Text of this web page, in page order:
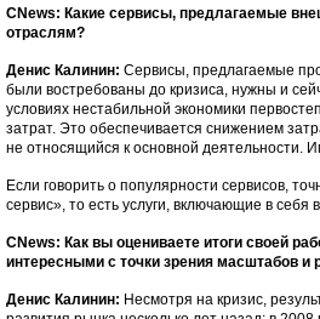
CNews: Какие сервисы, предлагаемые
отраслям?
Денис Калинин: Сервисы, предлагаемые
были востребованы до кризиса, нужны и
условиях нестабильной экономики
затрат. Это обеспечивается снижением
не относящийся к основной деятельности.
Если говорить о популярности сервисов,
сервис», то есть услуги, включающие в
CNews: Как вы оцениваете итоги своей
интересными с точки зрения масштабов
Денис Калинин: Несмотря на кризис,